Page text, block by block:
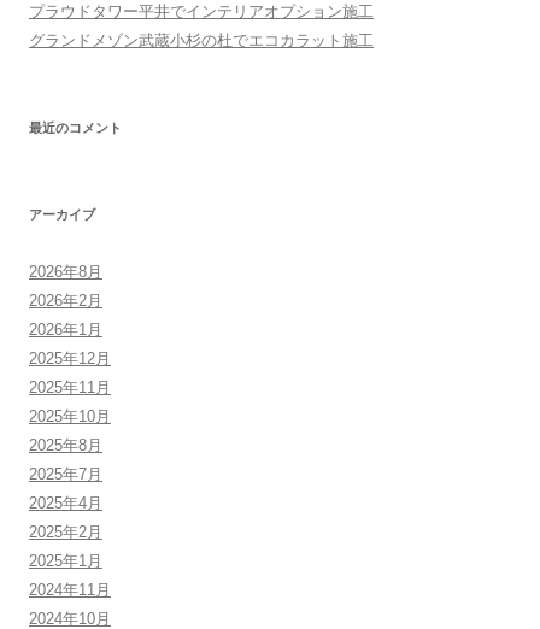
プラウドタワー平井でインテリアオプション施工
グランドメゾン武蔵小杉の杜でエコカラット施工
最近のコメント
アーカイブ
2026年8月
2026年2月
2026年1月
2025年12月
2025年11月
2025年10月
2025年8月
2025年7月
2025年4月
2025年2月
2025年1月
2024年11月
2024年10月